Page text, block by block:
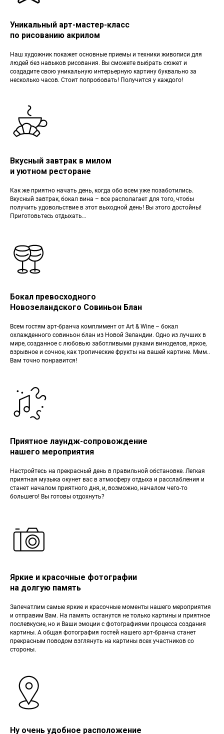
Уникальный арт-мастер-класс
по рисованию акрилом
Наш художник покажет основные приемы и техники живописи для
людей без навыков рисования. Вы сможете выбрать сюжет и
создадите свою уникальную интерьерную картину буквально за
несколько часов. Стоит попробовать! Получится у каждого!
Вкусный завтрак в милом
и уютном ресторане
Как же приятно начать день, когда обо всем уже позаботились.
Вкусный завтрак, бокал вина – все располагает для того, чтобы
получить удовольствие в этот выходной день! Вы этого достойны!
Приготовьтесь отдыхать…
Бокал превосходного
Новозеландского Совиньон Блан
Всем гостям арт-бранча комплимент от Art & Wine – бокал
охлажденного совиньон блан из Новой Зеландии. Одно из лучших в
мире, созданное с любовью заботливыми руками виноделов, яркое,
взрывное и сочное, как тропические фрукты на вашей картине. Ммм..
Вам точно понравится!
Приятное лаундж-сопровождение
нашего мероприятия
Настройтесь на прекрасный день в правильной обстановке. Легкая
приятная музыка окунет вас в атмосферу отдыха и расслабления и
станет началом приятного дня, и, возможно, началом чего-то
большего! Вы готовы отдохнуть?
Яркие и красочные фотографии
на долгую память
Запечатлим самые яркие и красочные моменты нашего мероприятия
и отправим Вам. На память останутся не только картины и приятное
послевкусие, но и Ваши эмоции с фотографиями процесса создания
картины. А общая фотография гостей нашего арт-бранча станет
прекрасным поводом взглянуть на картины всех участников со
стороны.
Ну очень удобное расположение